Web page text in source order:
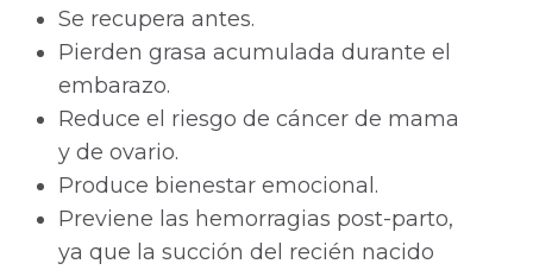
Se recupera antes.
Pierden grasa acumulada durante el
embarazo.
Reduce el riesgo de cáncer de mama
y de ovario.
Produce bienestar emocional.
Previene las hemorragias post-parto,
ya que la succión del recién nacido